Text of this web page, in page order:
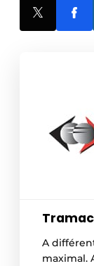
Tramac
A
maximal.